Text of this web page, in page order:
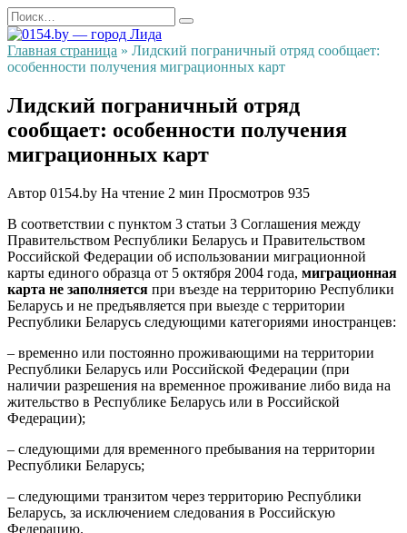
Перейти
к
содержанию
Search
for:
Главная страница » Лидский пограничный отряд сообщает:
особенности получения миграционных карт
Лидский пограничный отряд
сообщает: особенности получения
миграционных карт
Автор 0154.by На чтение 2 мин Просмотров 935
В соответствии с пунктом 3 статьи 3 Соглашения между
Правительством Республики Беларусь и Правительством
Российской Федерации об использовании миграционной
карты единого образца от 5 октября 2004 года, миграционная
карта не заполняется при въезде на территорию Республики
Беларусь и не предъявляется при выезде с территории
Республики Беларусь следующими категориями иностранцев:
– временно или постоянно проживающими на территории
Республики Беларусь или Российской Федерации (при
наличии разрешения на временное проживание либо вида на
жительство в Республике Беларусь или в Российской
Федерации);
– следующими для временного пребывания на территории
Республики Беларусь;
– следующими транзитом через территорию Республики
Беларусь, за исключением следования в Российскую
Федерацию.